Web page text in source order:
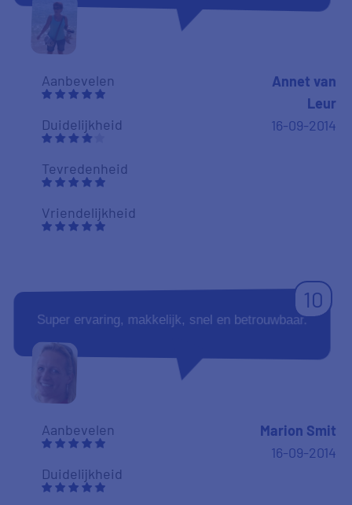
Aanbevelen
Duidelijkheid
Tevredenheid
Vriendelijkheid
Annet van
Leur
16-09-2014
10
Super ervaring, makkelijk, snel en betrouwbaar.
Aanbevelen
Duidelijkheid
Marion Smit
16-09-2014